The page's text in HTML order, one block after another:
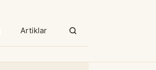
Artiklar